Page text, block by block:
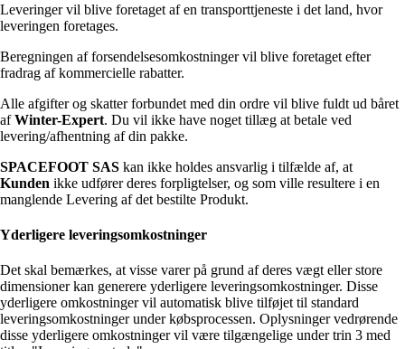
Leveringer vil blive foretaget af en transporttjeneste i det land, hvor
leveringen foretages.
Beregningen af forsendelsesomkostninger vil blive foretaget efter
fradrag af kommercielle rabatter.
Alle afgifter og skatter forbundet med din ordre vil blive fuldt ud båret
afWinter-Expert. Du vil ikke have noget tillæg at betale ved
levering/afhentning af din pakke.
SPACEFOOT SAS kan ikke holdes ansvarlig i tilfælde af, at
Kunden ikke udfører deres forpligtelser, og som ville resultere i en
manglende Levering af det bestilte Produkt.
Yderligere leveringsomkostninger
Det skal bemærkes, at visse varer på grund af deres vægt eller store
dimensioner kan generere yderligere leveringsomkostninger. Disse
yderligere omkostninger vil automatisk blive tilføjet til standard
leveringsomkostninger under købsprocessen. Oplysninger vedrørende
disse yderligere omkostninger vil være tilgængelige under trin 3 med